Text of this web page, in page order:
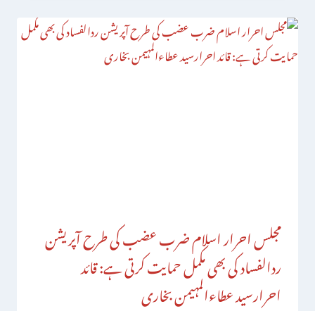
مجلس احرار اسلام ضرب عضب کی طرح آپریشن
ردالفساد کی بھی مکمل حمایت کرتی ہے: قائد
احرارسید عطاءالمہیمن بخاری